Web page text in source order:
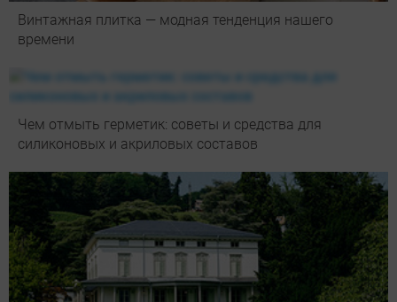
Винтажная плитка — модная тенденция нашего
времени
Чем отмыть герметик: советы и средства для
силиконовых и акриловых составов